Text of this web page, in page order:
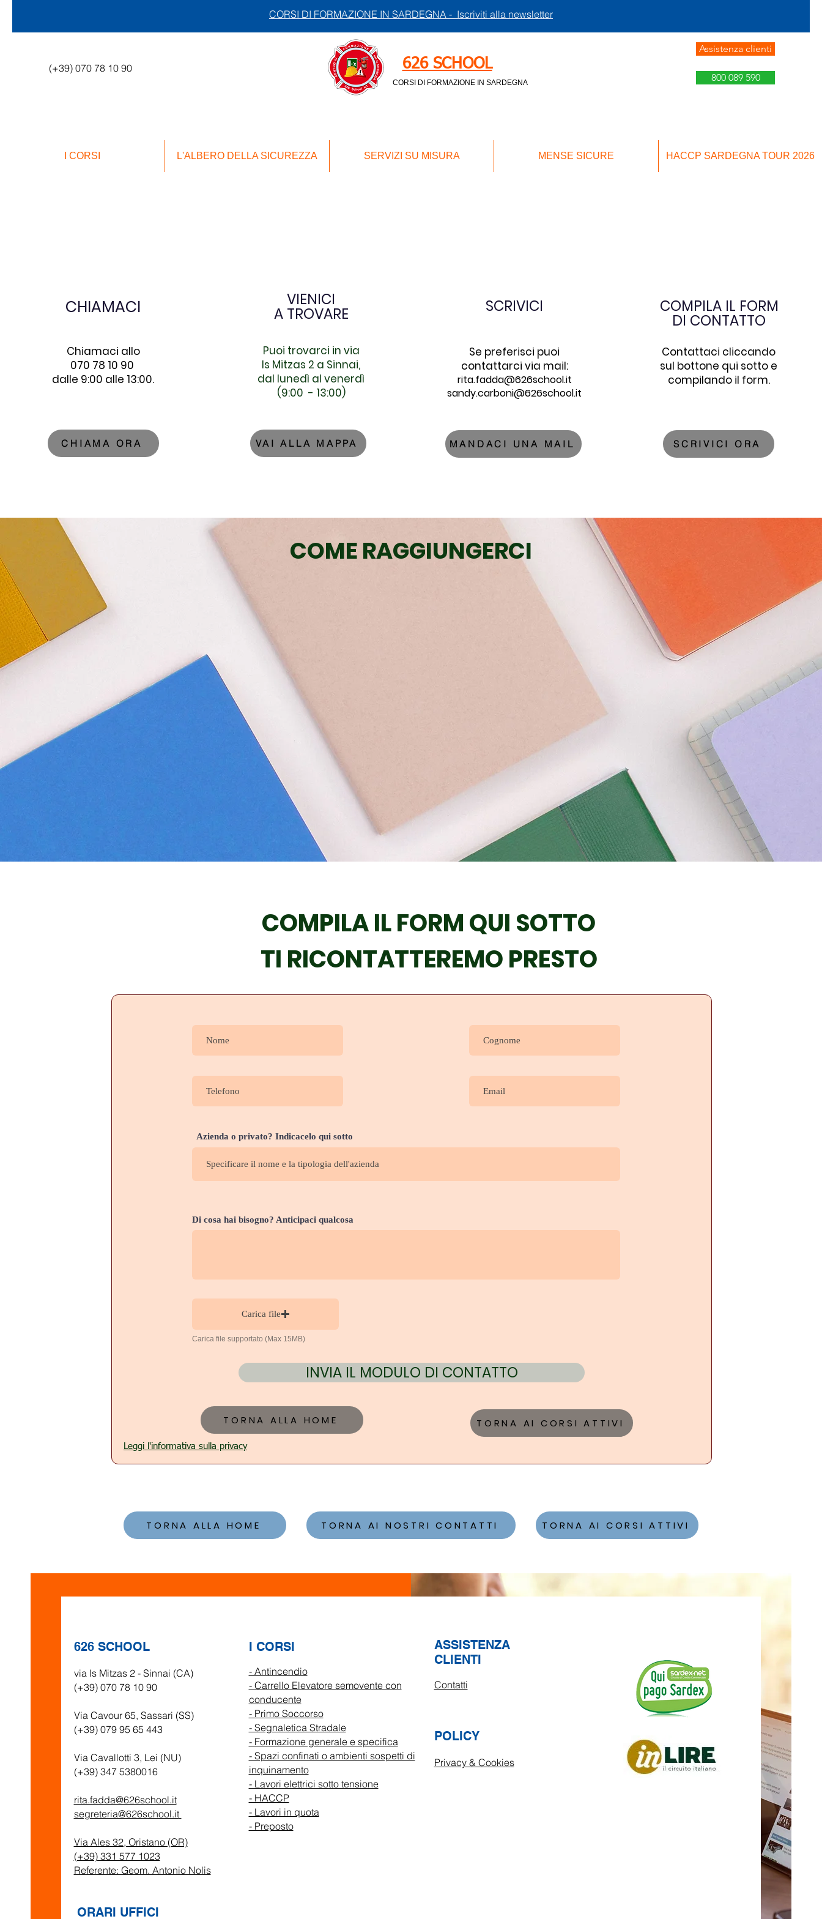
CORSI DI FORMAZIONE IN SARDEGNA - Iscriviti alla newsletter
(+39) 070 78 10 90 626 SCHOOL
CORSI DI FORMAZIONE IN SARDEGNA
Assistenza clienti
800 089 590
I CORSI L'ALBERO DELLA SICUREZZA SERVIZI SU MISURA MENSE SICURE HACCP SARDEGNA TOUR 2026
CHIAMACI
Chiamaci allo
070 78 10 90
dalle 9:00 alle 13:00.
CHIAMA ORA
VIENICI
A TROVARE
Puoi trovarci in via
Is Mitzas 2 a Sinnai,
dal lunedì al venerdì
(9:00 - 13:00)
VAI ALLA MAPPA
SCRIVICI
Se preferisci puoi
contattarci via mail:
rita.fadda@626school.it
sandy.carboni@626school.it
MANDACI UNA MAIL
COMPILA IL FORM
DI CONTATTO
Contattaci cliccando
sul bottone qui sotto e
compilando il form.
SCRIVICI ORA
COME RAGGIUNGERCI
COMPILA IL FORM QUI SOTTO
TI RICONTATTEREMO PRESTO
Azienda o privato? Indicacelo qui sotto
Di cosa hai bisogno? Anticipaci qualcosa
Carica file
Carica file supportato (Max 15MB)
INVIA IL MODULO DI CONTATTO
TORNA ALLA HOME TORNA AI CORSI ATTIVI
Leggi l'informativa sulla privacy
TORNA ALLA HOME TORNA AI NOSTRI CONTATTI TORNA AI CORSI ATTIVI
ISCRIVITI ALLA
NEWSLETTER
VUOI ESSERE SEMPRE AGGIORNATO SUI CORSI IN
PARTENZA, SULLE NOVITÀ E SULLE OFFERTE A TE
COMPILA IL FORM
UN REGALO
SPECIALE
ISCRIVENDOTI ALLA NEWSLETTER RICEVI
GRATUITAMENTE LA NOSTRA GUIDA
626 SCHOOL
via Is Mitzas 2 - Sinnai (CA)
(+39) 070 78 10 90
Via Cavour 65, Sassari (SS)
(+39) 079 95 65 443
Via Cavallotti 3, Lei (NU)
(+39) 347 5380016
rita.fadda@626school.it
segreteria@626school.it
Via Ales 32, Oristano (OR)
(+39) 331 577 1023
Referente: Geom. Antonio Nolis
ORARI UFFICI
I CORSI
- Antincendio
- Carrello Elevatore semovente con
conducente
- Primo Soccorso
- Segnaletica Stradale
- Formazione generale e specifica
- Spazi confinati o ambienti sospetti di
inquinamento
- Lavori elettrici sotto tensione
- HACCP
- Lavori in quota
- Preposto
ASSISTENZA
CLIENTI
Contatti
POLICY
Privacy & Cookies